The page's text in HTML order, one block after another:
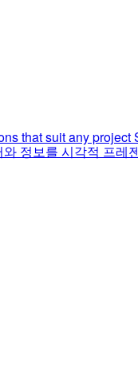
that suit any project
정보를 시각적 프레